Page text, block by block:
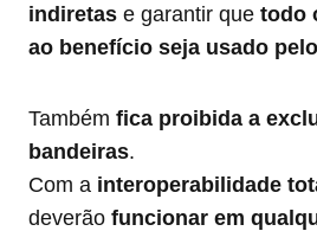
indiretas e garantir que todo
ao benefício seja usado
Também fica proibida a
bandeiras.
Com a interoperabilidade
deverão funcionar em